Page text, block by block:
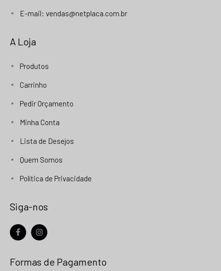
E-mail: vendas@netplaca.com.br
A Loja
Produtos
Carrinho
Pedir Orçamento
Minha Conta
Lista de Desejos
Quem Somos
Política de Privacidade
Siga-nos
Formas de Pagamento